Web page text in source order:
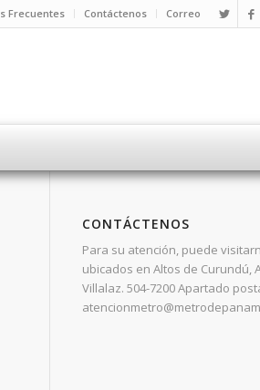
Frecuentes Contáctenos Correo
CONTÁCTENOS
Para su atención, puede
ubicados en Altos de Curundú,
Villalaz. 504-7200 Apartado